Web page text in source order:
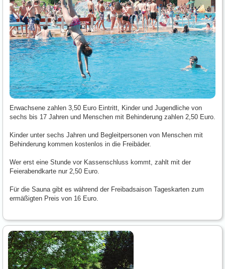
Erwachsene zahlen 3,50 Euro Eintritt, Kinder und Jugendliche von
sechs bis 17 Jahren und Menschen mit Behinderung zahlen 2,50 Euro.
Kinder unter sechs Jahren und Begleitpersonen von Menschen mit
Behinderung kommen kostenlos in die Freibäder.
Wer erst eine Stunde vor Kassenschluss kommt, zahlt mit der
Feierabendkarte nur 2,50 Euro.
Für die Sauna gibt es während der Freibadsaison Tageskarten zum
ermäßigten Preis von 16 Euro.